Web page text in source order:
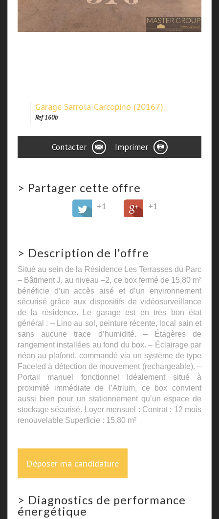
Garage Sarrola-Carcopino (20167)
Ref 160b
Contacter Imprimer
> Partager cette offre
+1 +1
> Description de l'offre
Situé au sein de la Résidence Les Terrasses du Parc
– Bâtiment J, au niveau –2, ce box fermé de 15,80 m²
bénéficie d’un accès aisé et d’un environnement
sécurisé grâce aux dispositifs de vidéosurveillance
de la résidence. Le garage est en très bon état
général : – Lino au sol, peinture récente, local sain et
sans aucune trace d’humidité. – Étagères de
rangement installées au fond du box. – Éclairage par
néon au plafond, commandé via un système de type
Faceled à détection de mouvement (rechargeable). –
Portail manuel fonctionnel Idéalement situé à
proximité immédiate de l’Atrium, ce box convient
aussi bien pour un stationnement qu’un espace de
stockage sécurisé. Loyer mensuel : Contrat : 12 mois
renouvelable Superficie : 15,80 m²
Déposer ma candidature
> Diagnostics de performance
énergétique